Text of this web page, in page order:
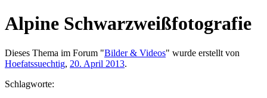
Alpine Schwarzweißfotografie
Dieses Thema im Forum "Bilder & Videos" wurde erstellt von
Hoefatssuechtig, 20. April 2013.
Schlagworte: